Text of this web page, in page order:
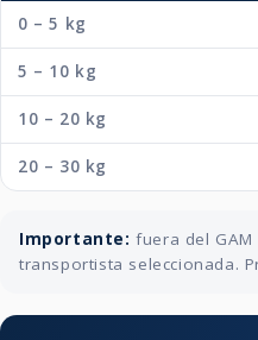
0 – 5 kg
5 – 10 kg
10 – 20 kg
20 – 30 kg
Importante: fuera del
transportista seleccionada.